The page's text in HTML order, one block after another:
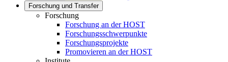
Forschung und Transfer
Forschung
Forschung an der HOST
Forschungsschwerpunkte
Forschungsprojekte
Promovieren an der HOST